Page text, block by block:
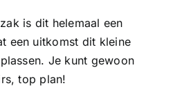
is dit helemaal een
een uitkomst dit kleine
Je kunt gewoon
top plan!